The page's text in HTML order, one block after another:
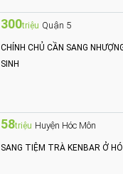
300triệu Quận 5
CHÍNH CHỦ CẦN SANG
SINH
58triệu Huyện Hóc Môn
SANG TIỆM TRÀ KENBAR Ở